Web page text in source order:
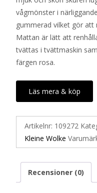
829 kr. 415 kr.
vågmönster i
gummerad vilket gör att
Mattan är lätt att
tvättas i tvättmaskin
färgen rosa.
Läs mera & köp
Artikelnr: 109272
Kleine Wolke
Recensioner (0)